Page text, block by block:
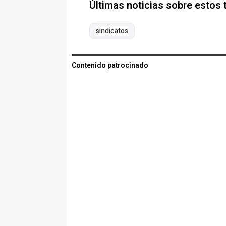
Últimas noticias sobre estos
sindicatos
Contenido patrocinado